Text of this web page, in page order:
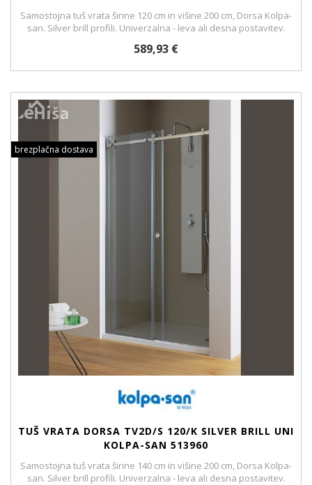
Samostojna tuš vrata širine 120 cm in višine 200 cm, Dorsa Kolpa-
san. Silver brill profili. Univerzalna - leva ali desna postavitev.
589,93 €
brezplačna dostava
TUŠ VRATA DORSA TV2D/S 120/K SILVER BRILL UNI
KOLPA-SAN 513960
Samostojna tuš vrata širine 140 cm in višine 200 cm, Dorsa Kolpa-
san. Silver brill profili. Univerzalna - leva ali desna postavitev.